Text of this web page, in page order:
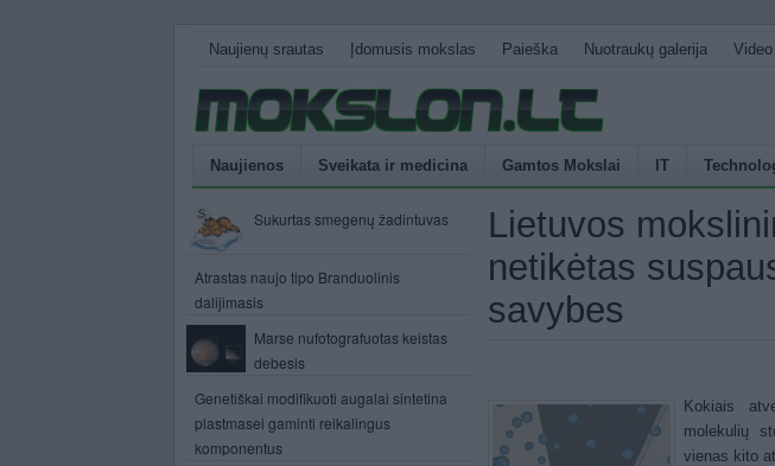
Naujienų srautas Įdomusis mokslas Paieška Nuotraukų galerija
Naujienos Sveikata ir medicina Gamtos Mokslai IT
Sukurtas smegenų žadintuvas
Atrastas naujo tipo Branduolinis
dalijimasis
Marse nufotografuotas keistas
debesis
Genetiškai modifikuoti augalai sintetina
plastmasei gaminti reikalingus
komponentus
Lietuvos
netikėtas
savybes
Kokiais
molekulių
vienas kito